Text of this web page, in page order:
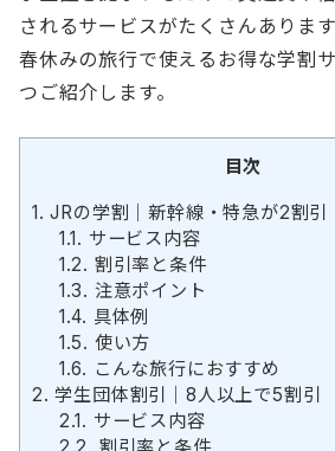
されるサービスがたくさんありま
春休みの旅行で使えるお得な学割
つご紹介します。
目次
1. JRの学割｜新幹線・特急が2割引
1.1. サービス内容
1.2. 割引率と条件
1.3. 注意ポイント
1.4. 具体例
1.5. 使い方
1.6. こんな旅行におすすめ
2. 学生団体割引｜8人以上で5割引
2.1. サービス内容